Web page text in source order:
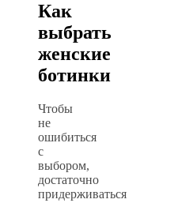
Как
выбрать
женские
ботинки
Чтобы
не
ошибиться
с
выбором,
достаточно
придерживаться